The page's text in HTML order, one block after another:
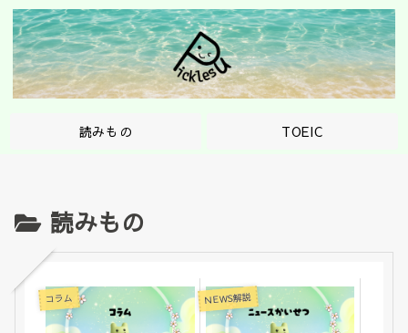
読みもの TOEIC
読みもの
コラム NEWS解説